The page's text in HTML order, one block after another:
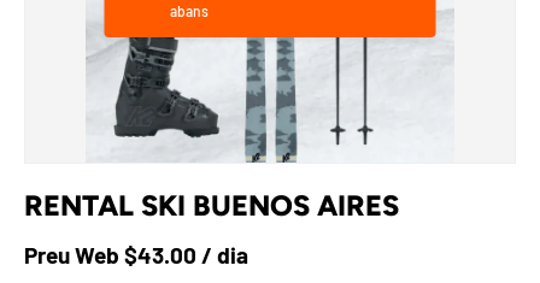
abans
RENTAL SKI BUENOS AIRES
Preu a la botiga
Preu Web $43.00 / dia